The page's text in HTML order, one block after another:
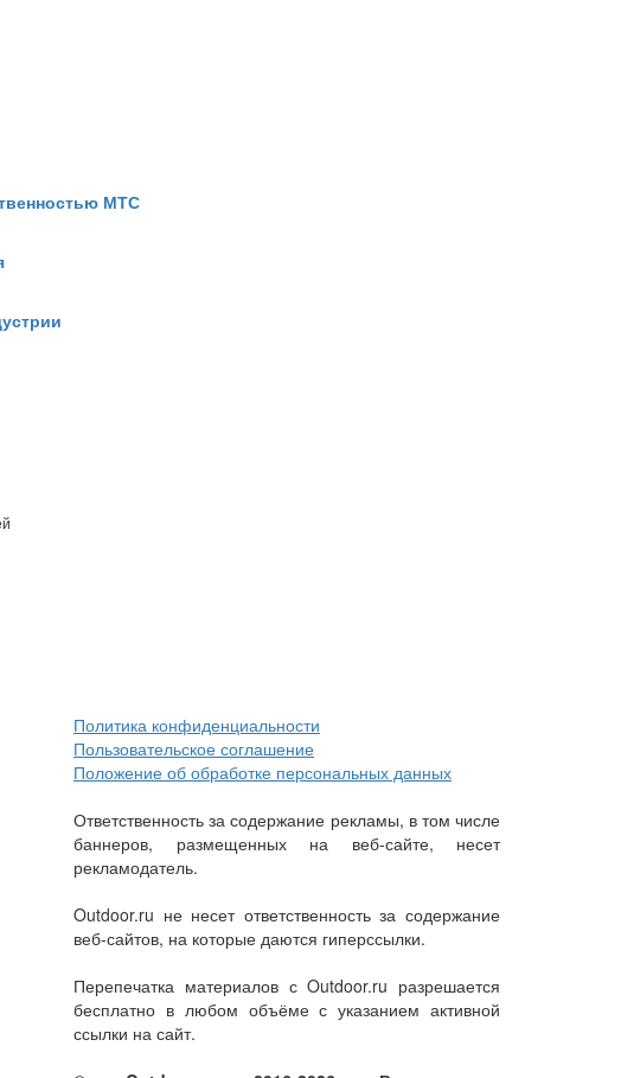
МТС
Политика конфиденциальности
Пользовательское соглашение
Положение об обработке персональных данных
Ответственность за содержание рекламы, в том числе
баннеров, размещенных на веб-сайте, несет
рекламодатель.
Outdoor.ru не несет ответственность за содержание
веб-сайтов, на которые даются гиперссылки.
Перепечатка материалов с Outdoor.ru разрешается
бесплатно в любом объёме с указанием активной
ссылки на сайт.